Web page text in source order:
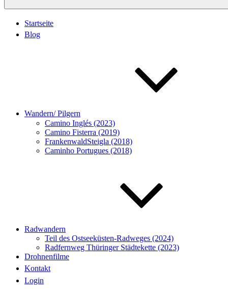
Startseite
Blog
Wandern/ Pilgern
Camino Inglés (2023)
Camino Fisterra (2019)
FrankenwaldSteigla (2018)
Caminho Portugues (2018)
Radwandern
Teil des Ostseeküsten-Radweges (2024)
Radfernweg Thüringer Städtekette (2023)
Drohnenfilme
Kontakt
Login